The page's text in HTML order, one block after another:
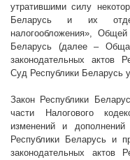
утратившими силу
Беларусь и их
налогообложения», Общей
Беларусь (далее –
законодательных актов
Суд Республики Беларусь
Закон Республики
части Налогового
изменений и
Республики Беларусь и
законодательных актов